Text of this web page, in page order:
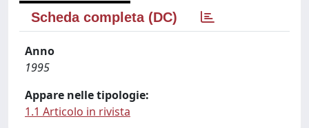
Scheda completa (DC)
Anno
1995
Appare nelle tipologie:
1.1 Articolo in rivista